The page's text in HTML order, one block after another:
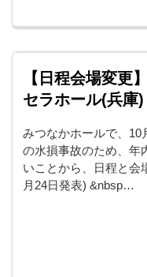
【日程会場変
セラホール(兵庫)
みつなかホールで、10
の水損事故のため、年
いことから、日程と会
月24日発表) &nbsp…